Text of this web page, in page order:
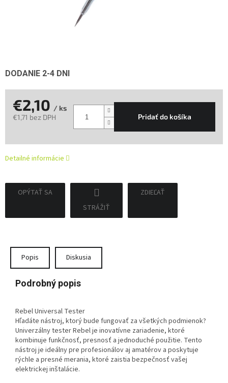
DODANIE 2-4 DNI
€2,10 / ks
€1,71 bez DPH
Pridať do košíka
Detailné informácie
OPÝTAŤ SA
STRÁŽIŤ
ZDIEĽAŤ
Popis Diskusia
Podrobný popis
Rebel Universal Tester
Hľadáte nástroj, ktorý bude fungovať za všetkých podmienok?
Univerzálny tester Rebel je inovatívne zariadenie, ktoré
kombinuje funkčnosť, presnosť a jednoduché použitie. Tento
nástroj je ideálny pre profesionálov aj amatérov a poskytuje
rýchle a presné merania, ktoré zaistia bezpečnosť vašej
elektrickej inštalácie.